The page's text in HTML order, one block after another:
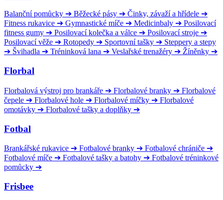
Balanční pomůcky ➔ Běžecké pásy ➔ Činky, závaží a hřídele ➔
Fitness rukavice ➔ Gymnastické míče ➔ Medicinbaly ➔ Posilovací
fitness gumy ➔ Posilovací kolečka a válce ➔ Posilovací stroje ➔
Posilovací věže ➔ Rotopedy ➔ Sportovní tašky ➔ Steppery a stepy
➔ Švihadla ➔ Tréninková lana ➔ Veslařské trenažéry ➔ Žíněnky ➔
Florbal
Florbalová výstroj pro brankáře ➔ Florbalové branky ➔ Florbalové
čepele ➔ Florbalové hole ➔ Florbalové míčky ➔ Florbalové
omotávky ➔ Florbalové tašky a doplňky ➔
Fotbal
Brankářské rukavice ➔ Fotbalové branky ➔ Fotbalové chrániče ➔
Fotbalové míče ➔ Fotbalové tašky a batohy ➔ Fotbalové tréninkové
pomůcky ➔
Frisbee